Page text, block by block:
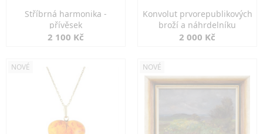
Stříbrná harmonika -
přívěsek
2 100 Kč
Konvolut prvorepublikových
broží a náhrdelníku
2 000 Kč
NOVÉ NOVÉ